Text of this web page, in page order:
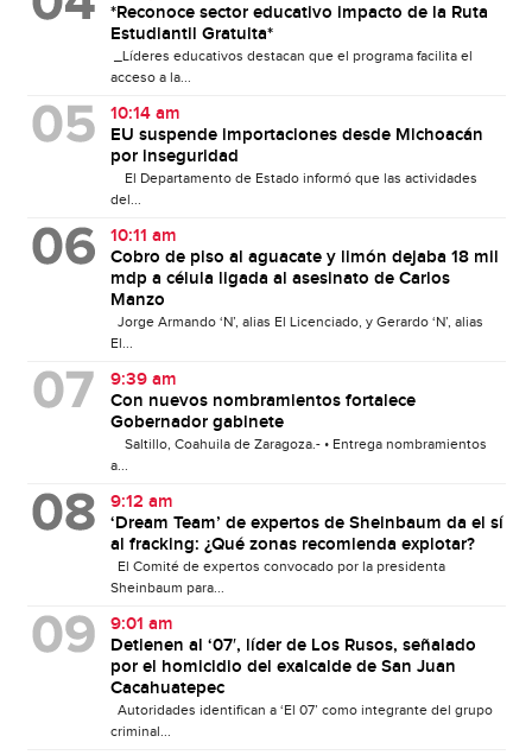
*Reconoce sector educativo impacto de la Ruta
Estudiantil Gratuita*
_Líderes educativos destacan que el programa facilita el
acceso a la...
10:14 am
EU suspende importaciones desde Michoacán
por inseguridad
El Departamento de Estado informó que las actividades
del...
10:11 am
Cobro de piso al aguacate y limón dejaba 18 mil
mdp a célula ligada al asesinato de Carlos
Manzo
Jorge Armando ‘N’, alias El Licenciado, y Gerardo ‘N’, alias
El...
9:39 am
Con nuevos nombramientos fortalece
Gobernador gabinete
Saltillo, Coahuila de Zaragoza.- • Entrega nombramientos
a...
9:12 am
‘Dream Team’ de expertos de Sheinbaum da el sí
al fracking: ¿Qué zonas recomienda explotar?
El Comité de expertos convocado por la presidenta
Sheinbaum para...
9:01 am
Detienen al ‘07′, líder de Los Rusos, señalado
por el homicidio del exalcalde de San Juan
Cacahuatepec
Autoridades identifican a ‘El 07’ como integrante del grupo
criminal...